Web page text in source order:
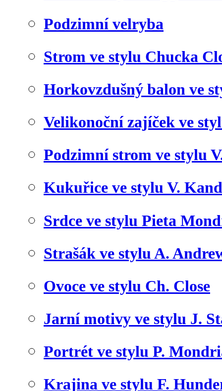
Podzimní velryba
Strom ve stylu Chucka
Horkovzdušný balon ve
Velikonoční zajíček ve
Podzimní strom ve stylu
Kukuřice ve stylu V.
Srdce ve stylu Pieta
Strašák ve stylu A.
Ovoce ve stylu Ch. Close
Jarní motivy ve stylu J.
Portrét ve stylu P.
Krajina ve stylu F.